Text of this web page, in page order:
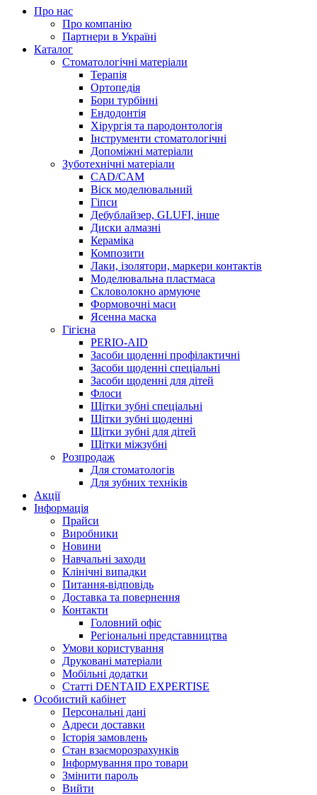
Про нас
Про компанію
Партнери в Україні
Каталог
Стоматологічні матеріали
Терапія
Ортопедія
Бори турбінні
Ендодонтія
Хірургія та пародонтологія
Інструменти стоматологічні
Допоміжні матеріали
Зуботехнічні матеріали
CAD/CAM
Віск моделювальний
Гіпси
Дебублайзер, GLUFI, інше
Диски алмазні
Кераміка
Композити
Лаки, ізолятори, маркери контактів
Моделювальна пластмаса
Скловолокно армуюче
Формовочні маси
Ясенна маска
Гігієна
PERIO-AID
Засоби щоденні профілактичні
Засоби щоденні спеціальні
Засоби щоденні для дітей
Флоси
Щітки зубні спеціальні
Щітки зубні щоденні
Щітки зубні для дітей
Щітки міжзубні
Розпродаж
Для стоматологів
Для зубних техніків
Акції
Інформація
Прайси
Виробники
Новини
Навчальні заходи
Клінічні випадки
Питання-відповідь
Доставка та повернення
Контакти
Головний офіс
Регіональні представництва
Умови користування
Друковані матеріали
Мобільні додатки
Статті DENTAID EXPERTISE
Особистий кабінет
Персональні дані
Адреси доставки
Історія замовлень
Стан взаєморозрахунків
Інформування про товари
Змінити пароль
Вийти